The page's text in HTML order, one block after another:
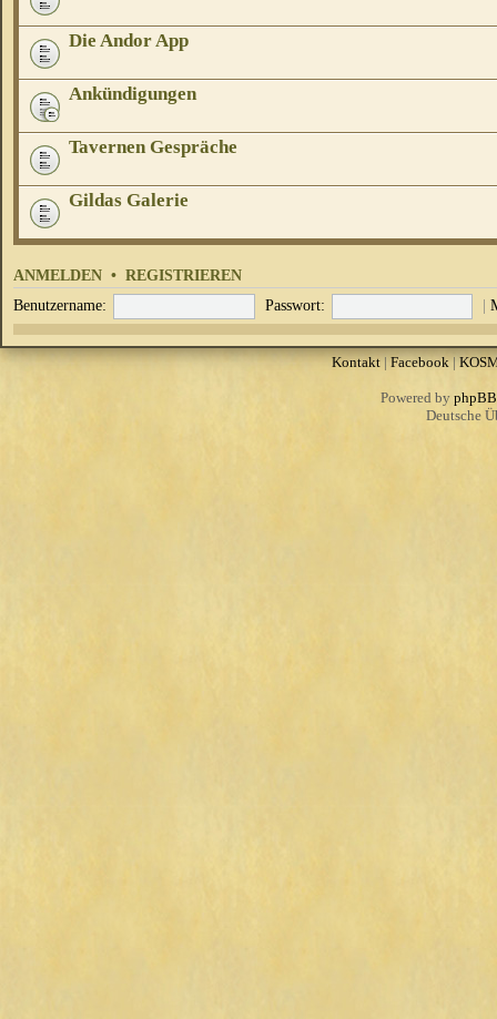
Die Andor App
Ankündigungen
Tavernen Gespräche
Gildas Galerie
ANMELDEN • REGISTRIEREN
Benutzername: Passwort: |
Kontakt| Facebook|
Powered by phpBB
Deutsche